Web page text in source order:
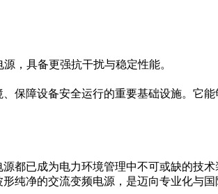
，具备更强抗干扰与稳定性能。
保障设备安全运行的重要基础设施。它能
都已成为电力环境管理中不可或缺的技
纯净的交流变频电源，是迈向专业化与